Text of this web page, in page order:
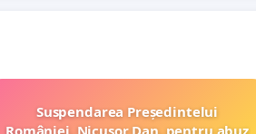
Suspendarea Președintelui
României, Nicușor Dan, pentru abuz